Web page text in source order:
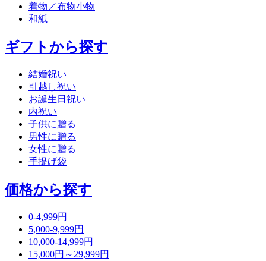
着物／布物小物
和紙
ギフトから探す
結婚祝い
引越し祝い
お誕生日祝い
内祝い
子供に贈る
男性に贈る
女性に贈る
手提げ袋
価格から探す
0-4,999円
5,000-9,999円
10,000-14,999円
15,000円～29,999円